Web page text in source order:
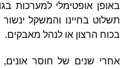
באופן אופטימלי למערכות
תשלוט בחיינו והמשקל
בכוח הרצון או לנהל מאבקים.
אחרי שנים של חוסר אונים,